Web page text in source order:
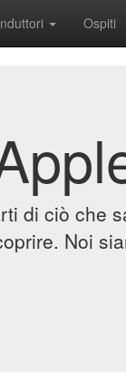
Ospiti
di ciò che
Noi